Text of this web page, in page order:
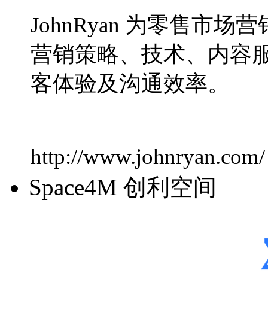
JohnRyan 为零售市场
营销策略、技术、内容
客体验及沟通效率。
http://www.johnryan.com/
Space4M 创利空间